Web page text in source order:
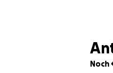
Noch